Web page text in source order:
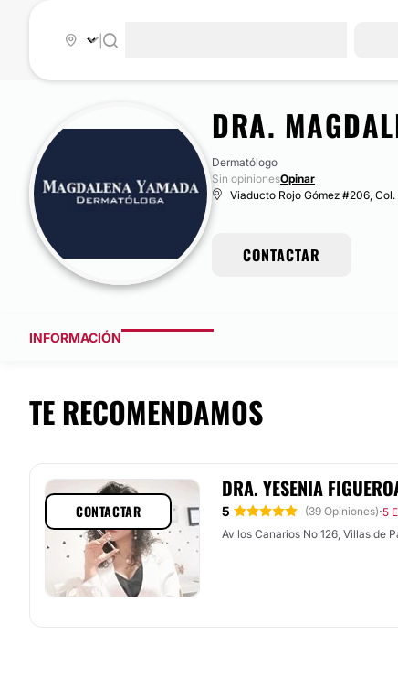
DRA.
Dermatólogo
Sin opinionesOpinar
Viaducto Rojo Gómez #206,
CONTACTAR
INFORMACIÓN
TE RECOMENDAMOS
DRA. YESENIA
5 (39 Opiniones)·5
Av los Canarios No 126, Villas de
CONTACTAR